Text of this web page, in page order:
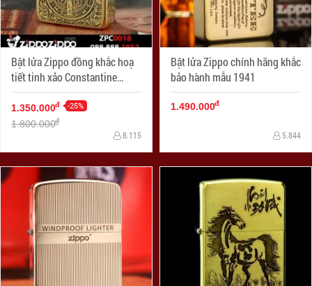
Bật lửa Zippo đồng khắc hoạ
tiết tinh xảo Constantine
Phiên bản 1941
1.350.000đ -25%
1.800.000đ
8.115
Bật lửa Zippo chính hãng khắc
bảo hành mẫu 1941
1.490.000đ
5.844